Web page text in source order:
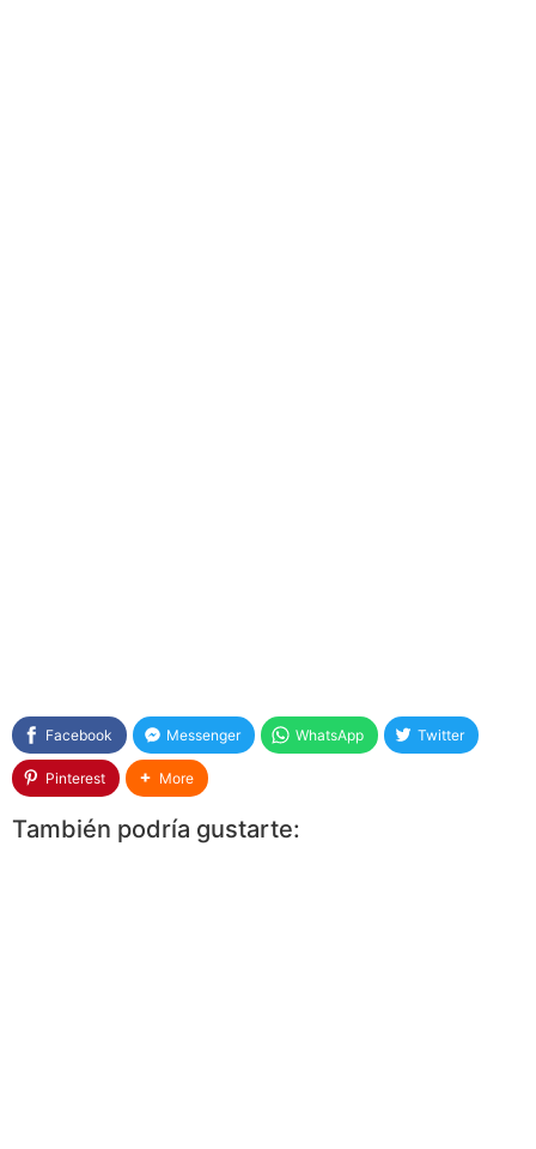
Facebook Messenger WhatsApp Twitter
Pinterest More
También podría gustarte: